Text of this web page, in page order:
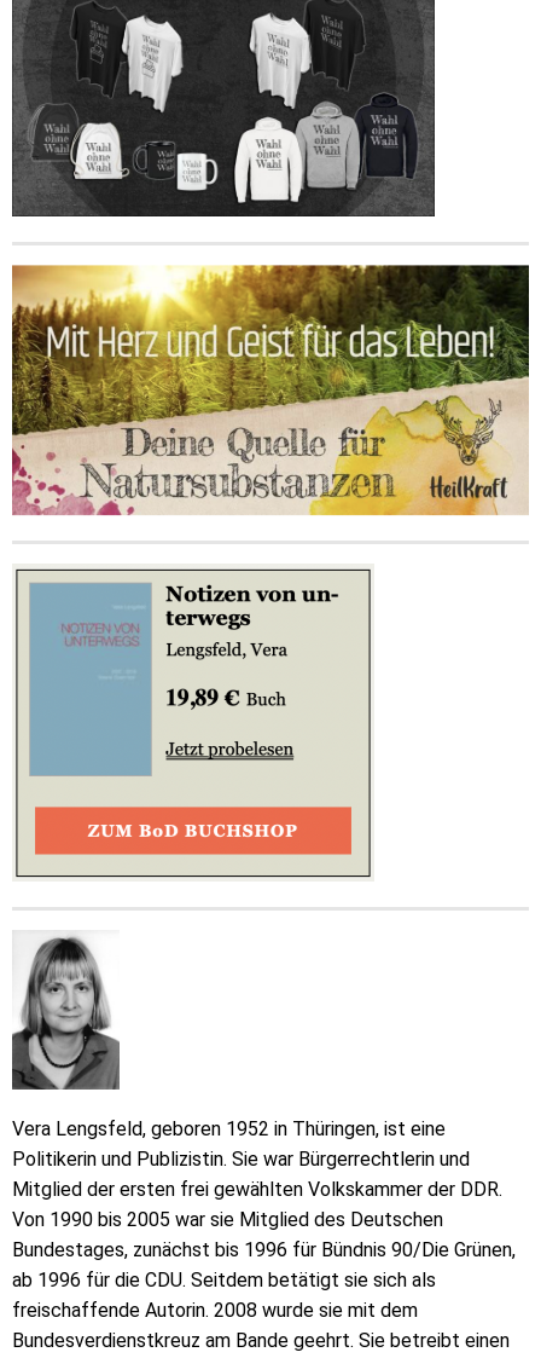
Vera Lengsfeld, geboren 1952 in Thüringen, ist eine
Politikerin und Publizistin. Sie war Bürgerrechtlerin und
Mitglied der ersten frei gewählten Volkskammer der DDR.
Von 1990 bis 2005 war sie Mitglied des Deutschen
Bundestages, zunächst bis 1996 für Bündnis 90/Die Grünen,
ab 1996 für die CDU. Seitdem betätigt sie sich als
freischaffende Autorin. 2008 wurde sie mit dem
Bundesverdienstkreuz am Bande geehrt. Sie betreibt einen